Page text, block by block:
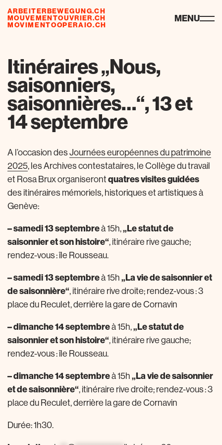
ARBEITERBEWEGUNG.CH
MOUVEMENTOUVRIER.CH
MOVIMENTOOPERAIO.CH
ressourcen MENU
Itinéraires „Nous,
saisonniers,
saisonnières…“, 13 et
14 septembre
A l’occasion desJournées européennes du patrimoine
2025, les Archives contestataires, le Collège du travail
et Rosa Brux organiserontquatres visites guidées
des itinéraires mémoriels, historiques et artistiques à
Genève:
– samedi 13 septembreà 15h,„Le statut de
saisonnier et son histoire“, itinéraire rive gauche;
rendez-vous : île Rousseau.
– samedi 13 septembreà 15h„La vie de saisonnier et
de saisonnière“, itinéraire rive droite; rendez-vous : 3
place du Reculet, derrière la gare de Cornavin
– dimanche 14 septembreà 15h,„Le statut de
saisonnier et son histoire“, itinéraire rive gauche;
rendez-vous : île Rousseau.
– dimanche 14 septembreà 15h„La vie de saisonnier
et de saisonnière“, itinéraire rive droite; rendez-vous : 3
place du Reculet, derrière la gare de Cornavin
Durée: 1h30.